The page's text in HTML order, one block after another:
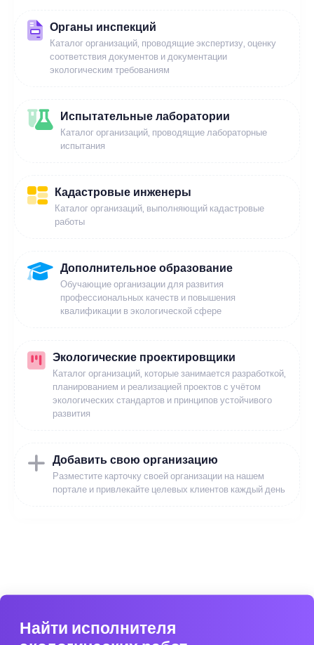
Органы инспекций
Каталог организаций, проводящие экспертизу, оценку
соответствия документов и документации
экологическим требованиям
Испытательные лаборатории
Каталог организаций, проводящие лабораторные
испытания
Кадастровые инженеры
Каталог организаций, выполняющий кадастровые
работы
Дополнительное образование
Обучающие организации для развития
профессиональных качеств и повышения
квалификации в экологической сфере
Экологические проектировщики
Каталог организаций, которые занимается разработкой,
планированием и реализацией проектов с учётом
экологических стандартов и принципов устойчивого
развития
Добавить свою организацию
Разместите карточку своей организации на нашем
портале и привлекайте целевых клиентов каждый день
Найти исполнителя